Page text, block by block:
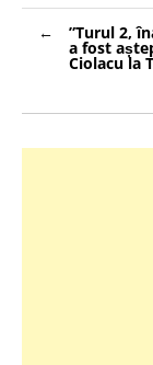
Navigare
în
articole
”Turul 2,
a fost
Ciolacu la